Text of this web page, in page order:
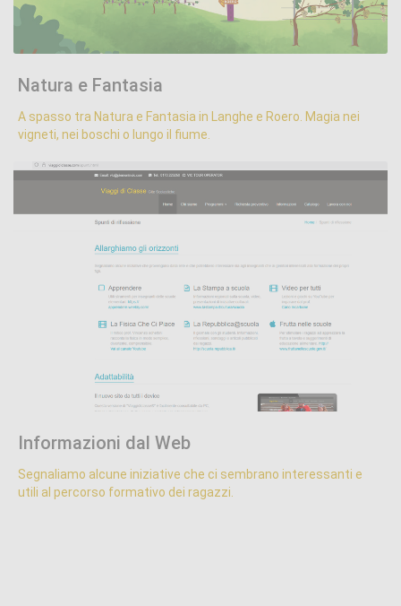
Natura e Fantasia
A spasso tra Natura e Fantasia in Langhe e Roero. Magia nei
vigneti, nei boschi o lungo il fiume.
Informazioni dal Web
Segnaliamo alcune iniziative che ci sembrano interessanti e
utili al percorso formativo dei ragazzi.